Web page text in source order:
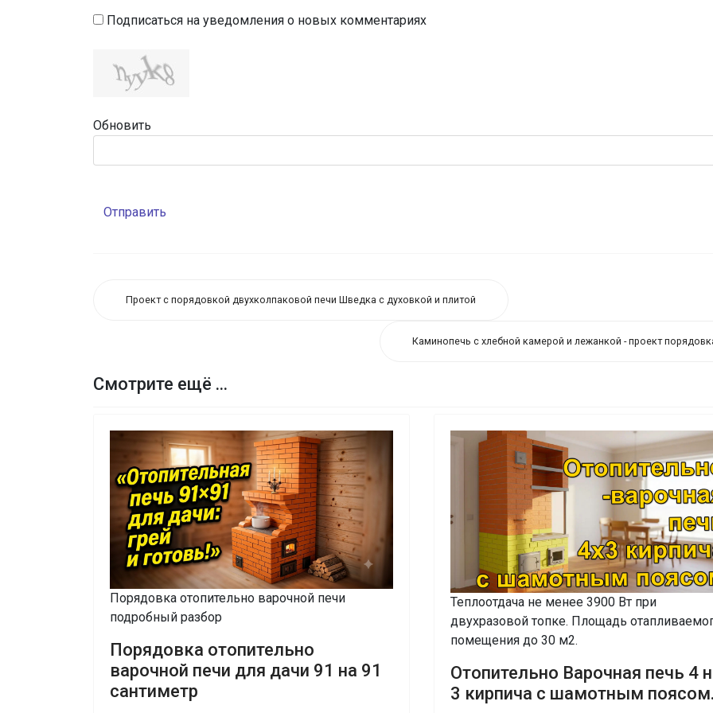
Подписаться на уведомления о новых комментариях
Обновить
Отправить
Проект с порядовкой двухколпаковой печи Шведка с духовкой и плитой
Каминопечь с хлебной камерой и лежанкой - проект
Смотрите ещё ...
Порядовка отопительно варочной печи
подробный разбор
Порядовка отопительно
варочной печи для дачи 91 на 91
сантиметр
Теплоотдача не менее 3900 Вт при
двухразовой топке. Площадь
помещения до 30 м2.
Отопительно Варочная печь 4
3 кирпича с шамотным